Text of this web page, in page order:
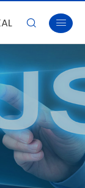
 